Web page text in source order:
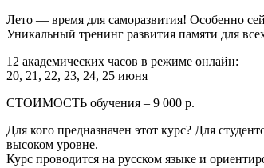
Лето — время для саморазвития! Особенно
Уникальный тренинг развития памяти для
12 академических часов в режиме онлайн:
20, 21, 22, 23, 24, 25 июня
СТОИМОСТЬ обучения – 9 000 р.
Для кого предназначен этот курс? Для
высоком уровне.
Курс проводится на русском языке и